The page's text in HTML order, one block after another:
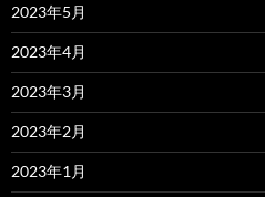
2023年5月
2023年4月
2023年3月
2023年2月
2023年1月